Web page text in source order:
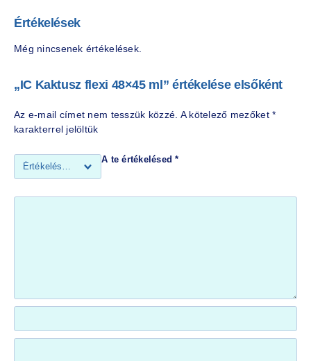
Értékelések
Még nincsenek értékelések.
„IC Kaktusz flexi 48×45 ml” értékelése elsőként
Az e-mail címet nem tesszük közzé. A kötelező mezőket*
karakterrel jelöltük
A te értékelésed*